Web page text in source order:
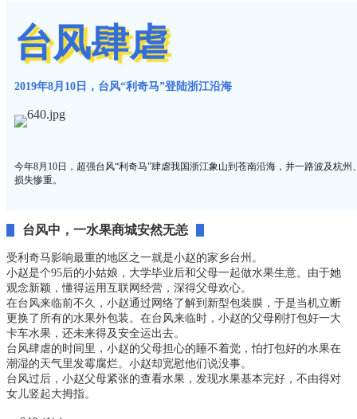
台风肆虐
201 9年8 月 1 0 日 ， 台 风“利 奇马”登陆浙江沿海
今年8月 10日 ， 超强台风“利奇马”肆虐我国浙江象山到苍南沿海 ， 并一路波及杭州
损失惨重。
台风中 ， 一水果商城安然无恙
受利 奇马影响最重的地 区 之一就是小赵的家 乡台州 。
小赵是个95后的小姑娘 ， 大学毕业 后和父母一起做水果生意。 由于她
观念新颖 ，懂得运 用互联 网 经营 ， 深得父母欢心。
在台 风来临前不久 ， 小赵通过 网 络了解到 新型包装 膜 ， 于是当机立断
更换了 所有的水果外包装 。 在台 风来临 时 ， 小赵的父母刚 打包好一大
卡车水果 ， 还未来得及安全运出去。
台 风肆虐的 时间 里 ， 小赵的父母担心的睡不着觉 ，怕打包好的水果在
潮湿的天气里 发霉腐烂。 小赵却 宽慰他们说没事。
台 风过 后 ， 小赵父母紧张的查看水果 ， 发现水果基本完好 ， 不由得对
女 儿竖起大拇指。